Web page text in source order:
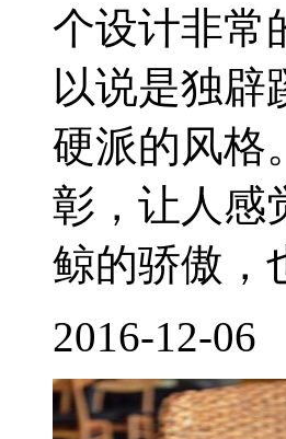
个设计非常
以说是独辟
硬派的风格
彰，让人感
鲸的骄傲，
2016-12-06